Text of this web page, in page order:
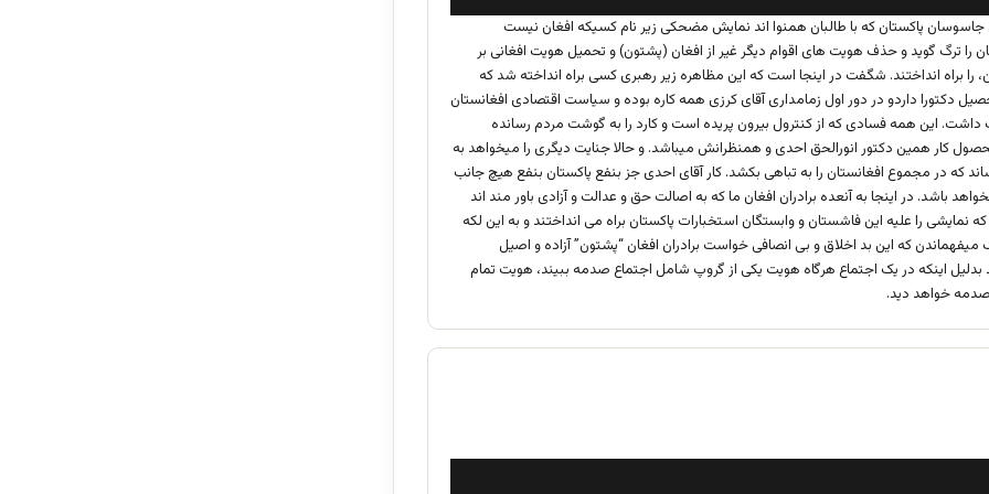
:
جاسوسان پاکستان که با طالبان همنوا اند نمایش مضحکی زیر نام کسیکه افغان نیست
را ترگ گوید و حذف هویت های اقوام دیگر غیر از افغان (پشتون) و تحمیل هویت افغانی بر
را براه انداختند. شگفت در اینجا است که این مظاهره زیر رهبری کسی براه انداخته شد که
دکتورا داردو در دور اول زمامداری آقای کرزی همه کاره بوده و سیاست اقتصادی افغانستان
داشت. این همه فسادی که از کنترول بیرون پریده است و کارد را به گوشت مردم رسانده
کار همین دکتور انورالحق احدی و همنظرانش میباشد. و حالا جنایت دیگری را میخواهد به
که در مجموع افغانستان را به تباهی بکشد. کار آقای احدی جز بنفع پاکستان بنفع هیچ جانب
باشد. در اینجا به آنعده برادران افغان ما که به اصالت حق و عدالت و آزادی باور مند اند
که نمایشی را علیه این فاشستان و وابستگان استخبارات پاکستان براه می انداختند و به این لکه
که این بد اخلاق و بی انصافی خواست برادران افغان “پشتون” آزاده و اصیل
بدلیل اینکه در یک اجتماع هرگاه هویت یکی از گروپ شامل اجتماع صدمه ببیند، هویت تمام
خواهد دید.